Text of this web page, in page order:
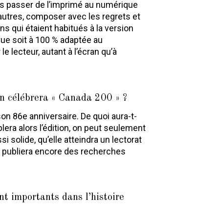
de l’imprimé au numérique
composer avec les regrets et
qui étaient habitués à la version
soit à 100 % adaptée au
lecteur, autant à l’écran qu’à
célébrera « Canada 200 » ?
86e anniversaire. De quoi aura-t-
alors l’édition, on peut seulement
solide, qu’elle atteindra un lectorat
publiera encore des recherches
importants dans l’histoire